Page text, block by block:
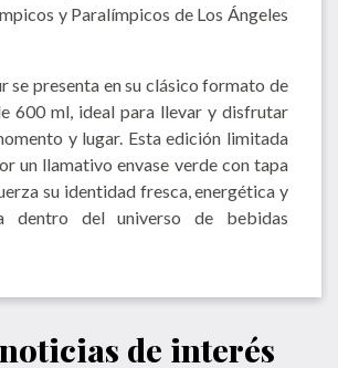
y Paralímpicos de Los Ángeles
se presenta en su clásico formato de
600 ml, ideal para llevar y disfrutar
y lugar. Esta edición limitada
un llamativo envase verde con tapa
su identidad fresca, energética y
dentro del universo de bebidas
de interés